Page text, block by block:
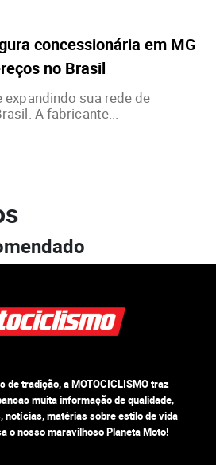
concessionária em MG
no Brasil
expandindo sua rede de
A fabricante...
de tradição, a MOTOCICLISMO traz
muita informação de qualidade,
matérias sobre estilo de vida
o nosso maravilhoso Planeta Moto!